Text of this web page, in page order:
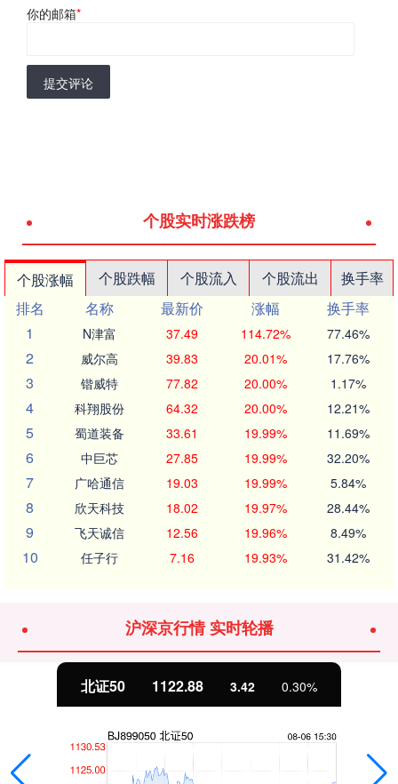
你的邮箱*
提交评论
个股实时涨跌榜
个股涨幅 个股跌幅 个股流入 个股流出
换手率
排名
名称 最新价 涨幅
换手率
1
N津富 37.49 114.72% 77.46%
2 威尔高 39.83 20.01% 17.76%
3 锴威特 77.82 20.00% 1.17%
4 科翔股份 64.32 20.00% 12.21%
5 蜀道装备 33.61 19.99% 11.69%
6 中巨芯 27.85 19.99% 32.20%
7 广哈通信 19.03 19.99% 5.84%
8 欣天科技 18.02 19.97% 28.44%
9 飞天诚信 12.56 19.96% 8.49%
10 任子行 7.16 19.93% 31.42%
沪深京行情 实时轮播
北证50 1122.88 3.42 0.30%